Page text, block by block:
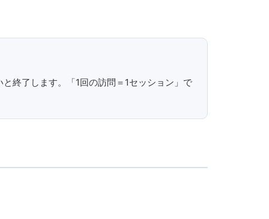
終了します。「1回の訪問＝1セッション」で